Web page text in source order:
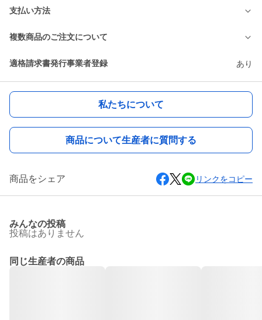
支払い方法
複数商品のご注文について
適格請求書発行事業者登録 あり
私たちについて
商品について生産者に質問する
商品をシェア リンクをコピー
みんなの投稿
投稿はありません
同じ生産者の商品